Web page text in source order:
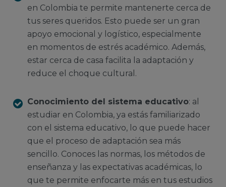
en Colombia te permite mantenerte cerca de
tus seres queridos. Esto puede ser un gran
apoyo emocional y logístico, especialmente
en momentos de estrés académico. Además,
estar cerca de casa facilita la adaptación y
reduce el choque cultural.
Conocimiento del sistema educativo: al
estudiar en Colombia, ya estás familiarizado
con el sistema educativo, lo que puede hacer
que el proceso de adaptación sea más
sencillo. Conoces las normas, los métodos de
enseñanza y las expectativas académicas, lo
que te permite enfocarte más en tus estudios